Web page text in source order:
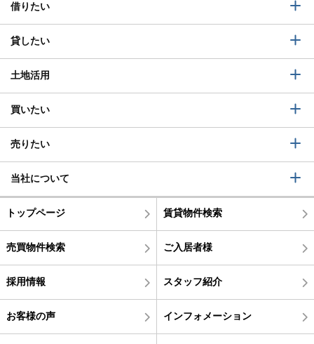
借りたい
貸したい
土地活用
買いたい
売りたい
当社について
トップページ 賃貸物件検索
売買物件検索 ご入居者様
採用情報 スタッフ紹介
お客様の声 インフォメーション